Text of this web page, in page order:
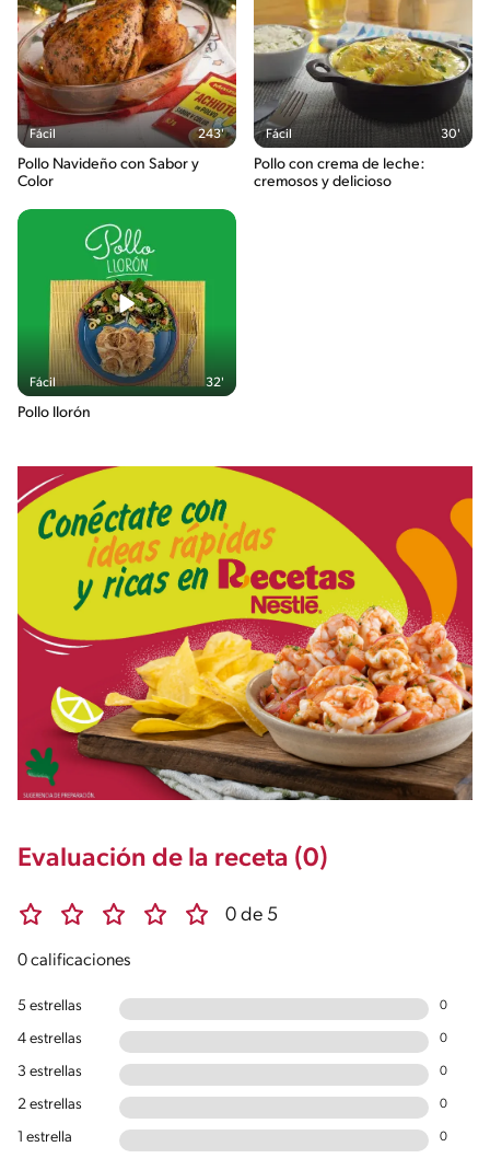
384g / 0%
Salt
0.9g / %
Fácil 243'
Pollo Navideño con Sabor y
Color
Fácil 30'
Pollo con crema de leche:
cremosos y delicioso
Fácil 32'
Pollo llorón
Evaluación de la receta (0)
0 de 5
0 calificaciones
5 estrellas 0
4 estrellas 0
3 estrellas 0
2 estrellas 0
1 estrella 0